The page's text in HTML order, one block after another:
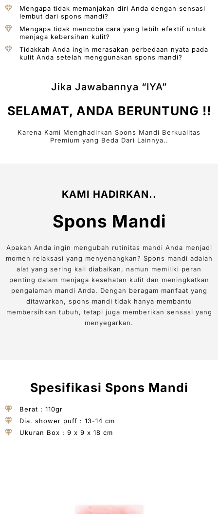
Mengapa tidak memanjakan diri Anda dengan sensasi
lembut dari spons mandi?
Mengapa tidak mencoba cara yang lebih efektif untuk
menjaga kebersihan kulit?
Tidakkah Anda ingin merasakan perbedaan nyata pada
kulit Anda setelah menggunakan spons mandi?
Jika Jawabannya “IYA”
SELAMAT, ANDA BERUNTUNG !!
Karena Kami Menghadirkan Spons Mandi Berkualitas
Premium yang Beda Dari Lainnya..
KAMI HADIRKAN..
Spons Mandi
Apakah Anda ingin mengubah rutinitas mandi Anda menjadi
momen relaksasi yang menyenangkan? Spons mandi adalah
alat yang sering kali diabaikan, namun memiliki peran
penting dalam menjaga kesehatan kulit dan meningkatkan
pengalaman mandi Anda. Dengan beragam manfaat yang
ditawarkan, spons mandi tidak hanya membantu
membersihkan tubuh, tetapi juga memberikan sensasi yang
menyegarkan.
Spesifikasi Spons Mandi
Berat : 110gr
Dia. shower puff : 13-14 cm
Ukuran Box : 9 x 9 x 18 cm